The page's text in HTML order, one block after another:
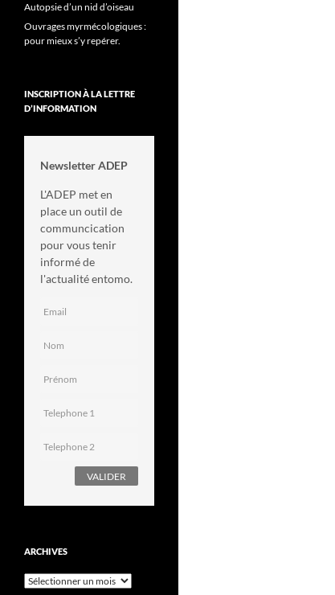
Autopsie d’un nid d’oiseau
Ouvrages myrmécologiques :
pour mieux s’y repérer.
INSCRIPTION À LA LETTRE
D’INFORMATION
Newsletter ADEP
L'ADEP met en
place un outil de
communcication
pour vous tenir
informé de
l'actualité entomo.
ARCHIVES
Archives